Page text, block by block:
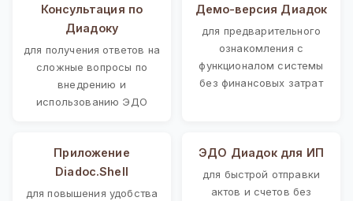
Консультация по
Диадоку
для получения ответов на
сложные вопросы по
внедрению и
использованию ЭДО
Демо-версия Диадок
для предварительного
ознакомления с
функционалом системы
без финансовых затрат
Приложение
Diadoc.Shell
для повышения удобства
ЭДО Диадок для ИП
для быстрой отправки
актов и счетов без